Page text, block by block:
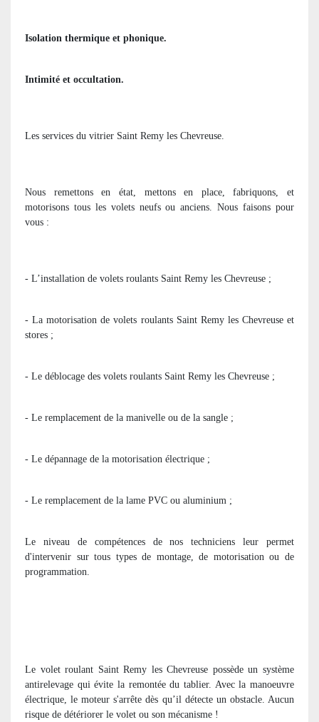
Isolation thermique et phonique.
Intimité et occultation.
Les services du vitrier Saint Remy les Chevreuse.
Nous remettons en état, mettons en place, fabriquons, et
motorisons tous les volets neufs ou anciens. Nous faisons pour
vous :
- L’installation de volets roulants Saint Remy les Chevreuse ;
- La motorisation de volets roulants Saint Remy les Chevreuse et
stores ;
- Le déblocage des volets roulants Saint Remy les Chevreuse ;
- Le remplacement de la manivelle ou de la sangle ;
- Le dépannage de la motorisation électrique ;
- Le remplacement de la lame PVC ou aluminium ;
Le niveau de compétences de nos techniciens leur permet
d'intervenir sur tous types de montage, de motorisation ou de
programmation.
Le volet roulant Saint Remy les Chevreuse possède un système
antirelevage qui évite la remontée du tablier. Avec la manoeuvre
électrique, le moteur s'arrête dès qu’il détecte un obstacle. Aucun
risque de détériorer le volet ou son mécanisme !